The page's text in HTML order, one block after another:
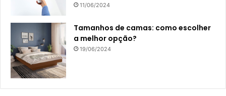
11/06/2024
Tamanhos de camas: como escolher
a melhor opção?
19/06/2024